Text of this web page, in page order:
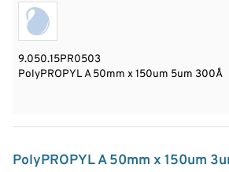
9.050.15PR0503
PolyPROPYL A 50mm x 150um 5um 300Å
PolyPROPYL A 50mm x 150um